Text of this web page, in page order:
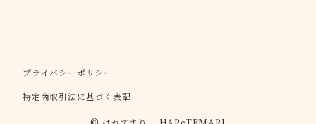
ピアス・イヤリング
ストラップ
プライバシーポリシー
特定商取引法に基づく表記